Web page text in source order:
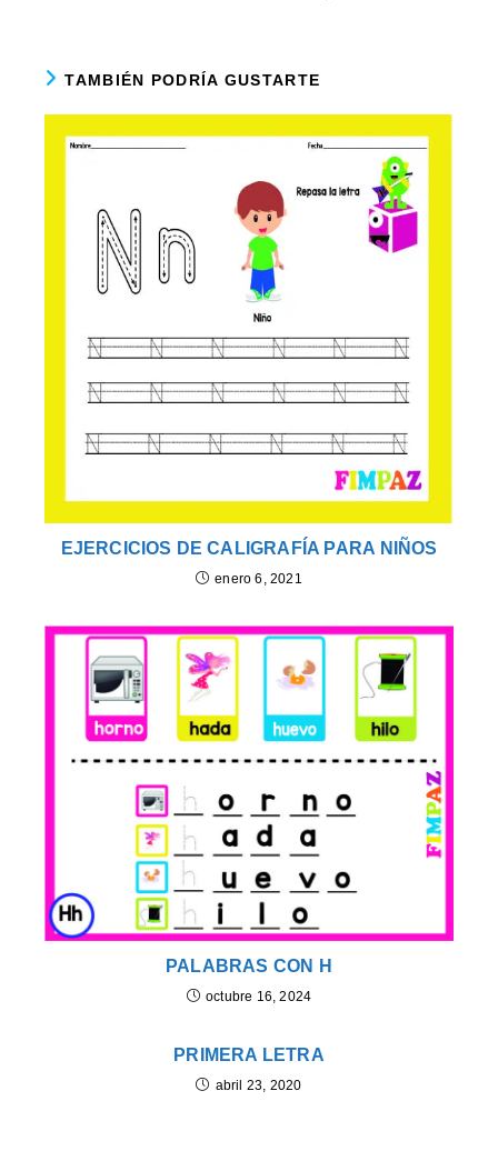
TAMBIÉN PODRÍA GUSTARTE
EJERCICIOS DE CALIGRAFÍA PARA NIÑOS
enero 6, 2021
PALABRAS CON H
octubre 16, 2024
PRIMERA LETRA
abril 23, 2020